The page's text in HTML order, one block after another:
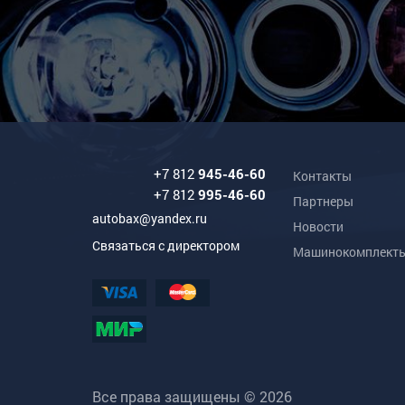
+7 812945-46-60
+7 812995-46-60
autobax@yandex.ru
Связаться с директором
Контакты
Партнеры
Новости
Все права защищены © 2026